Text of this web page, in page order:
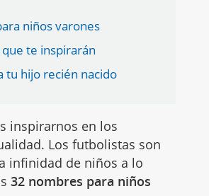
niños varones
te inspirarán
tu hijo recién nacido
inspirarnos en los
Los futbolistas son
infinidad de niños a lo
32 nombres para niños